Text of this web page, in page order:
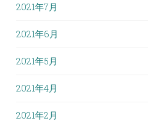
2021年7月
2021年6月
2021年5月
2021年4月
2021年2月